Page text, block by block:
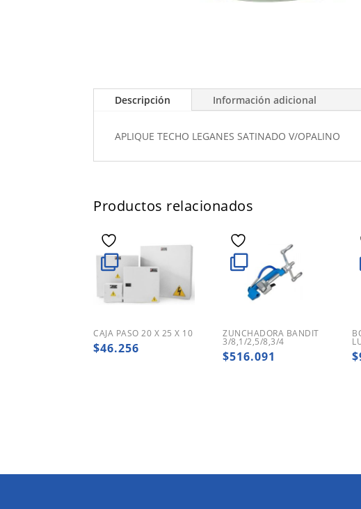
Descripción Información adicional
APLIQUE TECHO LEGANES SATINADO V/OPALINO
Productos relacionados
CAJA PASO 20 X 25 X 10
$46.256
ZUNCHADORA BANDIT
3/8,1/2,5/8,3/4
$516.091 $